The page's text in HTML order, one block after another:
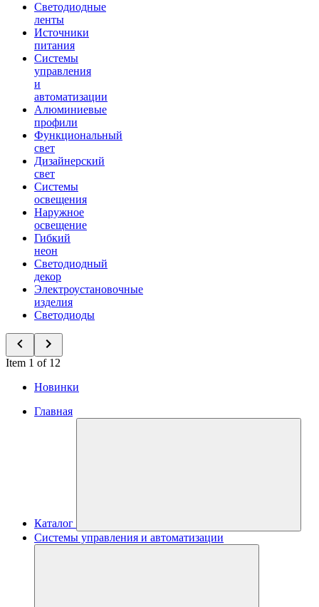
Светодиодные
ленты
Источники
питания
Системы
управления
и
автоматизации
Алюминиевые
профили
Функциональный
свет
Дизайнерский
свет
Системы
освещения
Наружное
освещение
Гибкий
неон
Светодиодный
декор
Электроустановочные
изделия
Светодиоды
Item 1 of 12
Новинки
Главная
Каталог
Системы управления и автоматизации